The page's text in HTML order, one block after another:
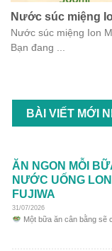
Nước súc miệng
Nước súc miệng Ion
Bạn đang ...
BÀI VIẾT MỚI
ĂN NGON MỖI
NƯỚC UỐNG
FUJIWA
31/07/2026
Một bữa ăn cân bằng sẽ